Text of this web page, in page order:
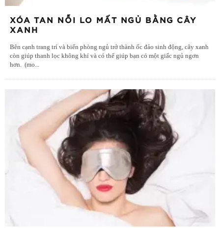
XÓA TAN NỖI LO MẤT NGỦ BẰNG CÂY
XANH
Bên cạnh trang trí và biến phòng ngủ trở thành ốc đảo sinh động, cây xanh
còn giúp thanh lọc không khí và có thể giúp bạn có một giấc ngủ ngơn
hơn. (mo...